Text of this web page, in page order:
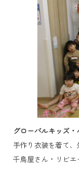
グローバルキッズ・
手作り衣装を着て、
千鳥屋さん・リビ